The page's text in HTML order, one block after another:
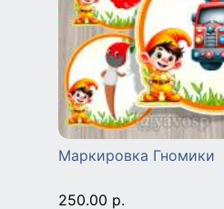
Маркировка Гномики
250.00 р.